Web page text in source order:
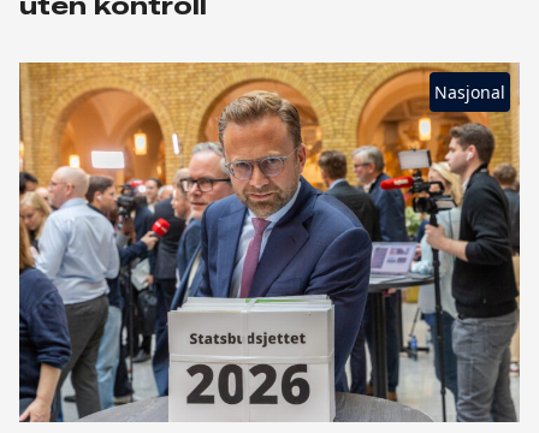
Nasjonal